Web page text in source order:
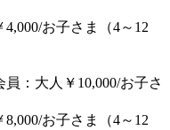
お子さま（4～12
：大人￥10,000/お子さ
お子さま（4～12